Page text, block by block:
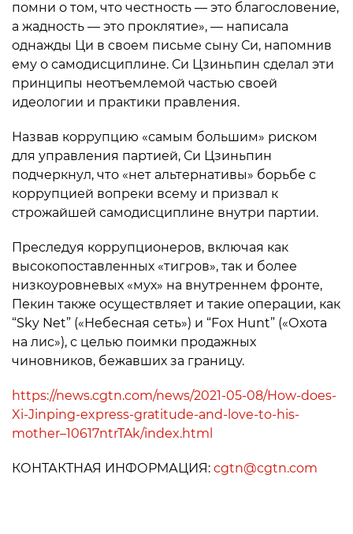
помни о том, что честность — это благословение,
а жадность — это проклятие», — написала
однажды Ци в своем письме сыну Си, напомнив
ему о самодисциплине. Си Цзиньпин сделал эти
принципы неотъемлемой частью своей
идеологии и практики правления.
Назвав коррупцию «самым большим» риском
для управления партией, Си Цзиньпин
подчеркнул, что «нет альтернативы» борьбе с
коррупцией вопреки всему и призвал к
строжайшей самодисциплине внутри партии.
Преследуя коррупционеров, включая как
высокопоставленных «тигров», так и более
низкоуровневых «мух» на внутреннем фронте,
Пекин также осуществляет и такие операции, как
“Sky Net” («Небесная сеть») и “Fox Hunt” («Охота
на лис»), с целью поимки продажных
чиновников, бежавших за границу.
https://news.cgtn.com/news/2021-05-08/How-does-
Xi-Jinping-express-gratitude-and-love-to-his-
mother–10617ntrTAk/index.html
КОНТАКТНАЯ ИНФОРМАЦИЯ: cgtn@cgtn.com